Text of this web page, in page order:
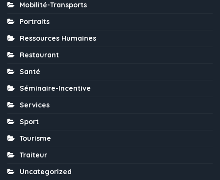
Mobilité-Transports
Portraits
Ressources Humaines
Restaurant
Santé
Séminaire-Incentive
Services
Sport
Tourisme
Traiteur
Uncategorized